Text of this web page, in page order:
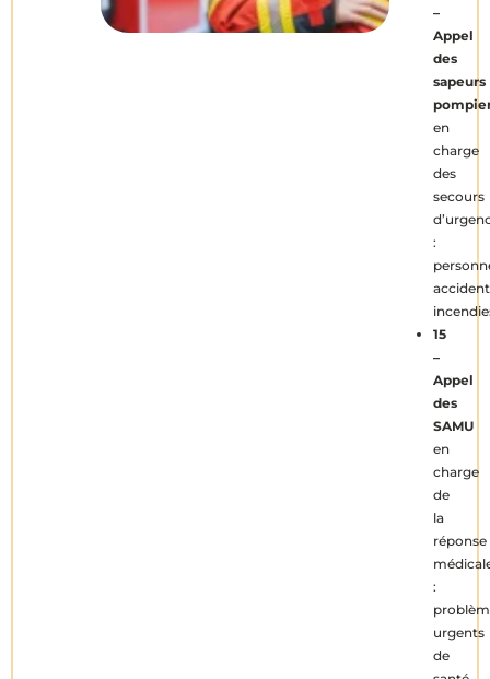
–
Appel
des
sapeurs
en
charge
des
secours
:
15
–
Appel
des
SAMU
en
charge
de
la
réponse
:
urgents
de